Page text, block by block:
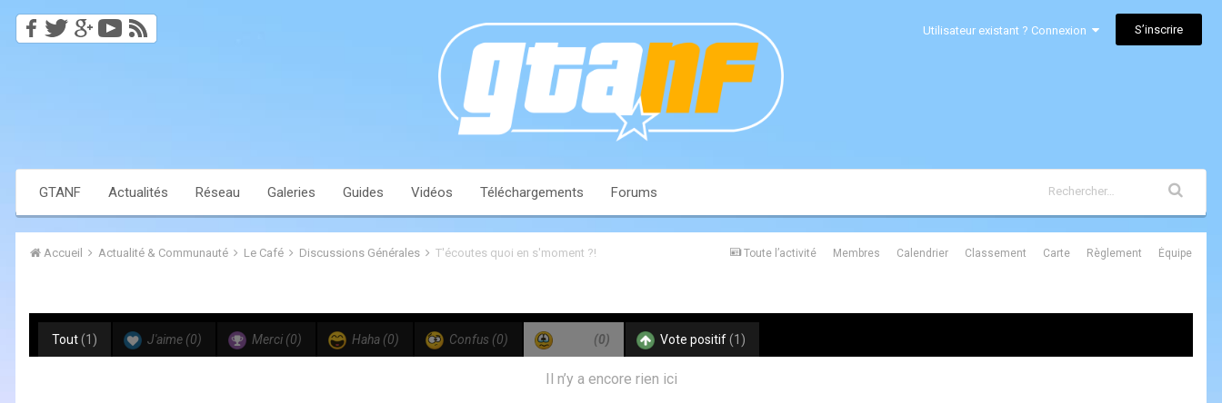
Utilisateur existant ? Connexion S’inscrire
GTANF Actualités Réseau Galeries Guides Vidéos Téléchargements Forums
Toute l’activité Membres Calendrier Classement Carte Règlement Équipe
Accueil Actualité & Communauté Le Café Discussions Générales T'écoutes quoi en s'moment ?!
Tout(1) J'aime (0) Merci (0) Haha (0) Confus (0) (0) Vote positif(1)
Il n’y a encore rien ici